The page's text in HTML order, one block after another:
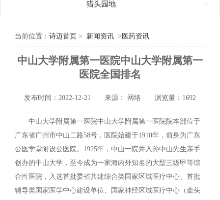
猎头园地
当前位置： 诗迈首页 > 新闻资讯 > 医药资讯
中山大学附属第一医院中山大学附属第一
医院全国排名
发布时间：2022-12-21 来源： 网络 浏览量：1692
中山大学附属第一医院中山大学附属第一医院院本部位于
广东省广州市中山二路58号，医院始建于1910年，前身为广东
公医学堂附设公医院。1925年，中山一院并入孙中山先生亲手
创办的中山大学，至今成为一家海内外知名的大型三级甲等综
合性医院，入选首批委省共建综合类国家区域医疗中心、首批
辅导类国家医学中心建设单位、国家神经区域医疗中心（牵头